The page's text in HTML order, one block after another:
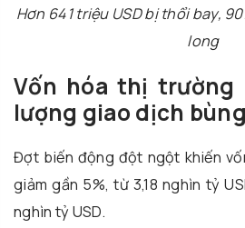
Hơn 641 triệu USD bị thổi bay,
long
Vốn hóa thị trường
lượng giao dịch
Đợt biến động đột ngột khiến
giảm gần 5%, từ 3,18 nghìn tỷ
nghìn tỷ USD.